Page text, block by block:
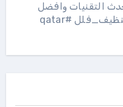
التقنيات وافضل
الأسعار اتصل الآن 70067311 #تنظيف_فلل #qatar